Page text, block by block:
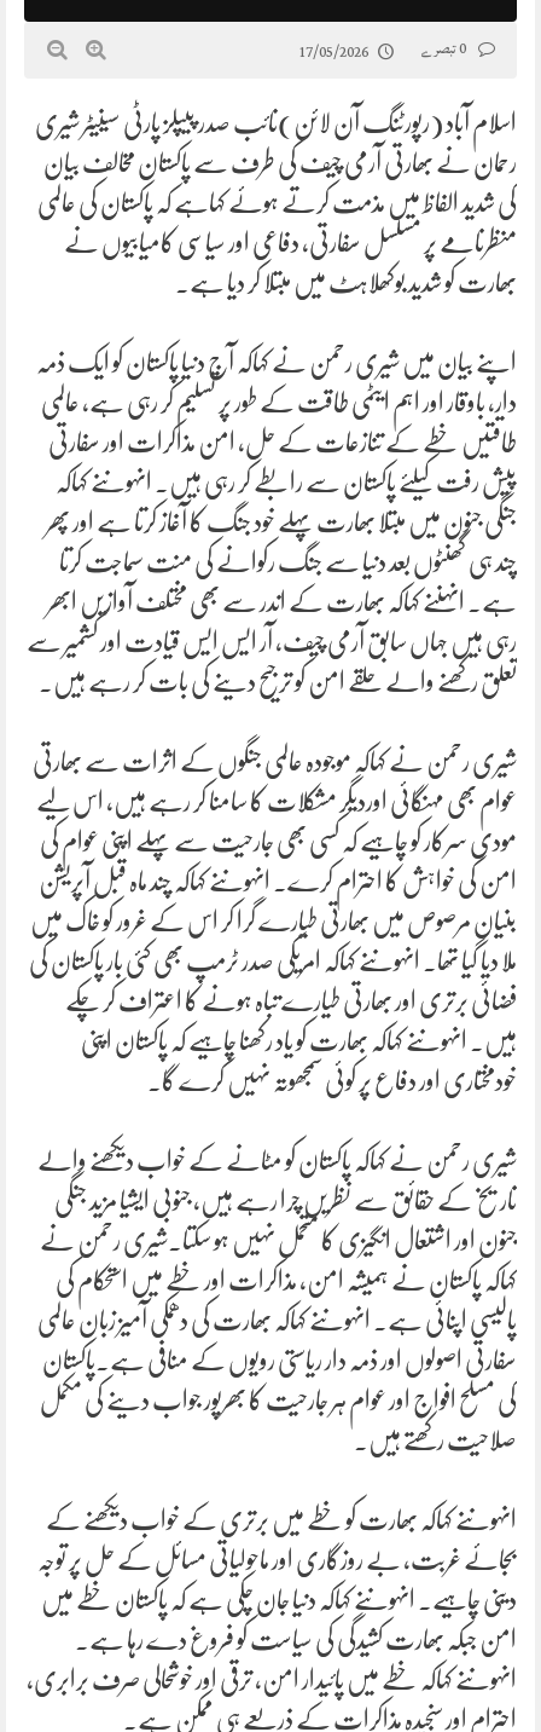
17/05/2026
اسلام آباد (رپورٹنگ آن لائن)نائب صدر پیپلز پارٹی سینیٹر شیری
رحمان نے بھارتی آرمی چیف کی طرف سے پاکستان مخالف بیان
کی شدید الفاظ میں مذمت کرتے ہوئے کہاہے کہ پاکستان کی عالمی
منظرنامے پر مسلسل سفارتی، دفاعی اور سیاسی کامیابیوں نے
بھارت کو شدید بوکھلاہٹ میں مبتلا کر دیا ہے۔
اپنے بیان میں شیری رحمن نے کہاکہ آج دنیا پاکستان کو ایک ذمہ
دار، باوقار اور اہم ایٹمی طاقت کے طور پر تسلیم کر رہی ہے، عالمی
طاقتیں خطے کے تنازعات کے حل، امن مذاکرات اور سفارتی
پیش رفت کیلئے پاکستان سے رابطے کر رہی ہیں۔ انہوںنے کہاکہ
جنگی جنون میں مبتلا بھارت پہلے خود جنگ کا آغاز کرتا ہے اور پھر
چند ہی گھنٹوں بعد دنیا سے جنگ رکوانے کی منت سماجت کرتا
ہے۔ انہںنے کہاکہ بھارت کے اندر سے بھی مختلف آوازیں ابھر
رہی ہیں جہاں سابق آرمی چیف، آر ایس ایس قیادت اور کشمیر سے
تعلق رکھنے والے حلقے امن کو ترجیح دینے کی بات کر رہے ہیں۔
شیری رحمن نے کہاکہ موجودہ عالمی جنگوں کے اثرات سے بھارتی
عوام بھی مہنگائی اوردیگر مشکلات کا سامنا کر رہے ہیں، اس لیے
مودی سرکار کو چاہیے کہ کسی بھی جارحیت سے پہلے اپنی عوام کی
امن کی خواہش کا احترام کرے۔ انہوںنے کہاکہ چند ماہ قبل آپریشن
بنیان مرصوص میں بھارتی طیارے گرا کر اس کے غرور کو خاک میں
ملا دیا گیا تھا۔ انہوںنے کہاکہ امریکی صدر ٹرمپ بھی کئی بار پاکستان کی
فضائی برتری اور بھارتی طیارے تباہ ہونے کا اعتراف کر چکے
ہیں۔ انہوںنے کہاکہ بھارت کو یاد رکھنا چاہیے کہ پاکستان اپنی
خودمختاری اور دفاع پر کوئی سمجھوتہ نہیں کرے گا۔
شیری رحمن نے کہاکہ پاکستان کو مٹانے کے خواب دیکھنے والے
تاریخ کے حقائق سے نظریں چرا رہے ہیں، جنوبی ایشیا مزید جنگی
جنون اور اشتعال انگیزی کا متحمل نہیں ہو سکتا۔شیری رحمن نے
کہاکہ پاکستان نے ہمیشہ امن، مذاکرات اور خطے میں استحکام کی
پالیسی اپنائی ہے۔ انہوںنے کہاکہ بھارت کی دھمکی آمیز زبان عالمی
سفارتی اصولوں اور ذمہ دار ریاستی رویوں کے منافی ہے۔پاکستان
کی مسلح افواج اور عوام ہر جارحیت کا بھرپور جواب دینے کی مکمل
صلاحیت رکھتے ہیں۔
انہوںنے کہاکہ بھارت کو خطے میں برتری کے خواب دیکھنے کے
بجائے غربت، بے روزگاری اور ماحولیاتی مسائل کے حل پر توجہ
دینی چاہیے۔ انہوںنے کہاکہ دنیا جان چکی ہے کہ پاکستان خطے میں
امن جبکہ بھارت کشیدگی کی سیاست کو فروغ دے رہا ہے۔
انہوںنے کہاکہ خطے میں پائیدار امن، ترقی اور خوشحالی صرف برابری،
احترام اور سنجیدہ مذاکرات کے ذریعے ہی ممکن ہے۔